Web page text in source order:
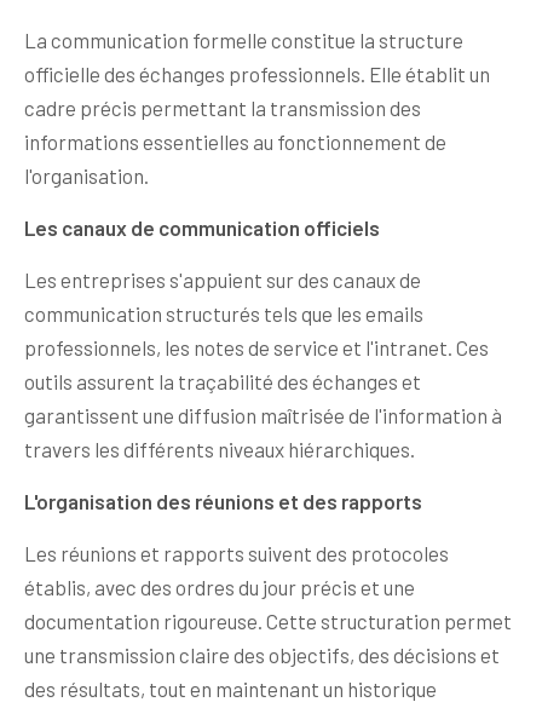
La communication formelle constitue la structure
officielle des échanges professionnels. Elle établit un
cadre précis permettant la transmission des
informations essentielles au fonctionnement de
l'organisation.
Les canaux de communication officiels
Les entreprises s'appuient sur des canaux de
communication structurés tels que les emails
professionnels, les notes de service et l'intranet. Ces
outils assurent la traçabilité des échanges et
garantissent une diffusion maîtrisée de l'information à
travers les différents niveaux hiérarchiques.
L'organisation des réunions et des rapports
Les réunions et rapports suivent des protocoles
établis, avec des ordres du jour précis et une
documentation rigoureuse. Cette structuration permet
une transmission claire des objectifs, des décisions et
des résultats, tout en maintenant un historique